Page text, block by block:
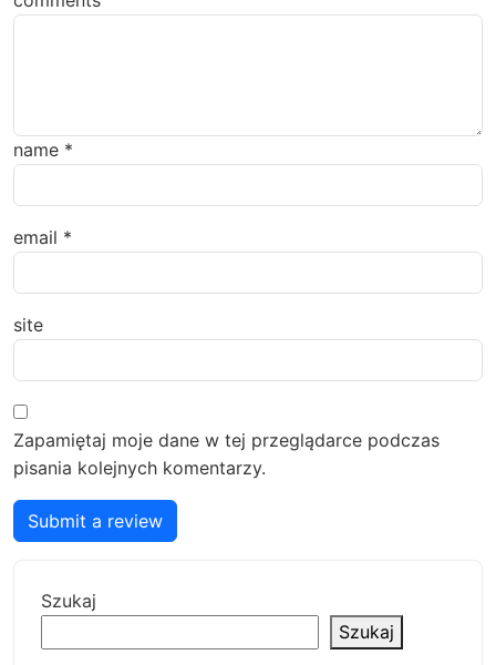
name *
email *
site
Zapamiętaj moje dane w tej przeglądarce podczas
pisania kolejnych komentarzy.
Submit a review
Szukaj
Szukaj